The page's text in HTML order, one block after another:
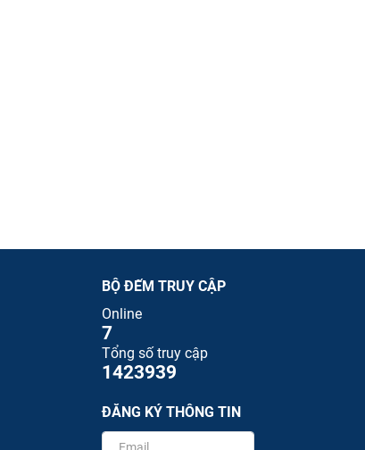
BỘ ĐẾM TRUY CẬP
Online
7
Tổng số truy cập
1423939
ĐĂNG KÝ THÔNG TIN